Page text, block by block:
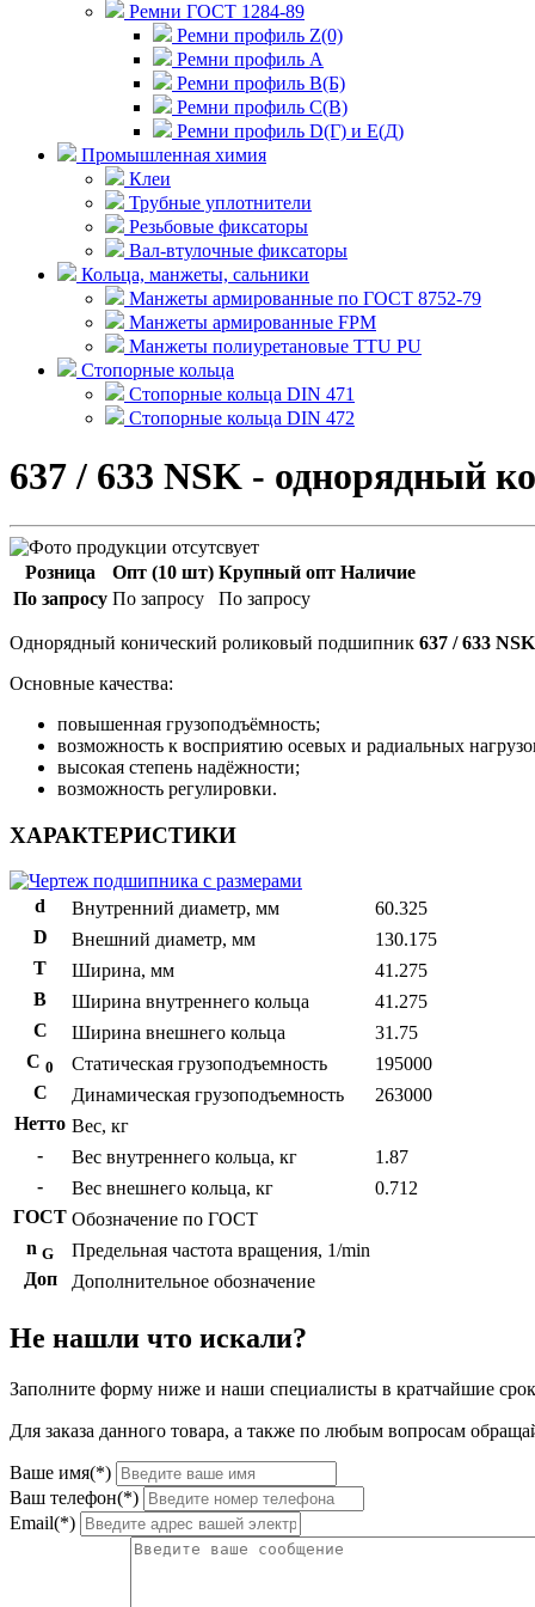
Ремни ГОСТ 1284-89
Ремни профиль Z(0)
Ремни профиль А
Ремни профиль В(Б)
Ремни профиль С(В)
Ремни профиль D(Г) и E(Д)
Промышленная химия
Клеи
Трубные уплотнители
Резьбовые фиксаторы
Вал-втулочные фиксаторы
Кольца, манжеты, сальники
Манжеты армированные по ГОСТ 8752-79
Манжеты армированные FPM
Манжеты полиуретановые TTU PU
Стопорные кольца
Стопорные кольца DIN 471
Стопорные кольца DIN 472
637 / 633 NSK - однорядный
Розница Опт (10 шт) Крупный опт Наличие
По запросу По запросу По запросу
Однорядный конический роликовый подшипник 637 / 633 NSK
Основные качества:
повышенная грузоподъёмность;
возможность к восприятию осевых и радиальных
высокая степень надёжности;
возможность регулировки.
ХАРАКТЕРИСТИКИ
d Внутренний диаметр, мм
60.325
D
Внешний диаметр, мм
130.175
T
Ширина, мм
41.275
B
Ширина внутреннего кольца
41.275
С
Ширина внешнего кольца
31.75
С 0 Статическая грузоподъемность
195000
C
Динамическая грузоподъемность
263000
Нетто Вес, кг
-
Вес внутреннего кольца, кг
1.87
-
Вес внешнего кольца, кг
0.712
ГОСТ Обозначение по ГОСТ
n G
Предельная частота вращения, 1/min
Доп
Дополнительное обозначение
Не нашли что искали?
Заполните форму ниже и наши специалисты в кратчайшие
Для заказа данного товара, а также по любым вопросам
Ваше имя(*)
Ваш телефон(*)
Email(*)